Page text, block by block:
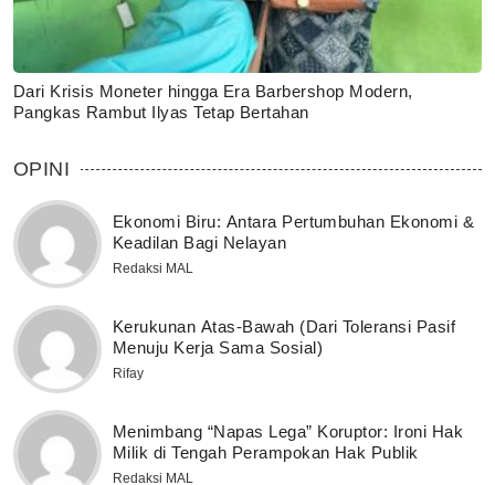
Dari Krisis Moneter hingga Era Barbershop Modern,
Pangkas Rambut Ilyas Tetap Bertahan
OPINI
Ekonomi Biru: Antara Pertumbuhan Ekonomi &
Keadilan Bagi Nelayan
Redaksi MAL
Kerukunan Atas-Bawah (Dari Toleransi Pasif
Menuju Kerja Sama Sosial)
Rifay
Menimbang “Napas Lega” Koruptor: Ironi Hak
Milik di Tengah Perampokan Hak Publik
Redaksi MAL